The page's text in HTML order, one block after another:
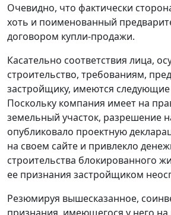
Очевидно, что фактически
хоть и поименованный
договором купли-продажи.
Касательно соответствия лица,
строительство, требованиям,
застройщику, имеются следующие
Поскольку компания имеет на
земельный участок, разрешение
опубликовало проектную
на своем сайте и привлекло
строительства блокированного
ее признания застройщиком
Резюмируя вышесказанное,